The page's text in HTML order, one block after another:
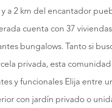
a 2 km del encantador
cuenta con 37
bungalows. Tanto si
privada, esta
y funcionales Elija entre
con jardín privado o